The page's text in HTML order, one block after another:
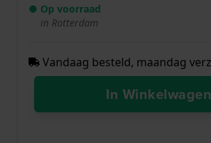
● Op voorraad
in Rotterdam
Vandaag besteld, maandag
In Winkelwagen